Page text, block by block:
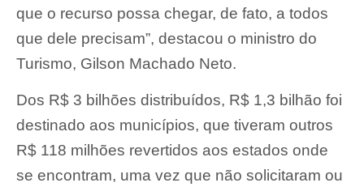
que o recurso possa chegar, de fato, a todos
que dele precisam”, destacou o ministro do
Turismo, Gilson Machado Neto.
Dos R$ 3 bilhões distribuídos, R$ 1,3 bilhão foi
destinado aos municípios, que tiveram outros
R$ 118 milhões revertidos aos estados onde
se encontram, uma vez que não solicitaram ou